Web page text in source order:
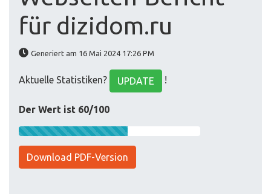
für dizidom.ru
Generiert am 16 Mai 2024 17:26 PM
Aktuelle Statistiken? UPDATE !
Der Wert ist 60/100
Download PDF-Version